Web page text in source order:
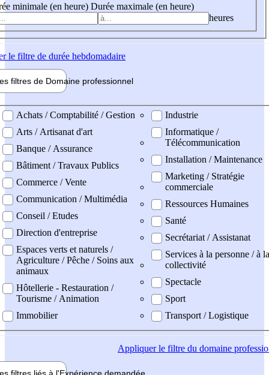
minimale (en heure) Durée maximale (en heure)
heures
le filtre de durée hebdomadaire
filtres de Domaine professionnel
professionel
Achats / Comptabilité / Gestion
Arts / Artisanat d'art
Banque / Assurance
Bâtiment / Travaux Publics
Commerce / Vente
Communication / Multimédia
Conseil / Etudes
Direction d'entreprise
Espaces verts et naturels /
Agriculture / Pêche / Soins aux
animaux
Hôtellerie - Restauration /
Tourisme / Animation
Immobilier
Industrie
Informatique /
Télécommunication
Installation / Maintenance
Marketing / Stratégie
commerciale
Ressources Humaines
Santé
Secrétariat / Assistanat
Services à la personne / à la
collectivité
Spectacle
Sport
Transport / Logistique
Appliquerle filtre du domaine